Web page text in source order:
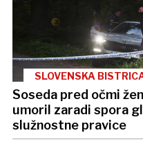
SLOVENSKA
Soseda pred očmi
umoril zaradi spora
služnostne pravice